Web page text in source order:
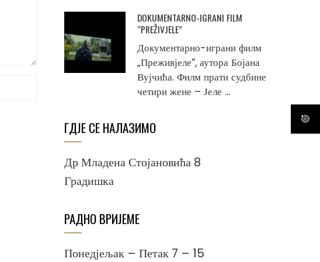
DOKUMENTARNO-IGRANI FILM
“PREŽIVJELE”
Документарно-играни филм
„Преживјеле“, аутора Бојана
Вујчића. Филм прати судбине
четири жене – Јеле ...
ГДЈЕ СЕ НАЛАЗИМО
Др Младена Стојановића 8
Градишка
РАДНО ВРИЈЕМЕ
Понедјељак – Петак 7 – 15